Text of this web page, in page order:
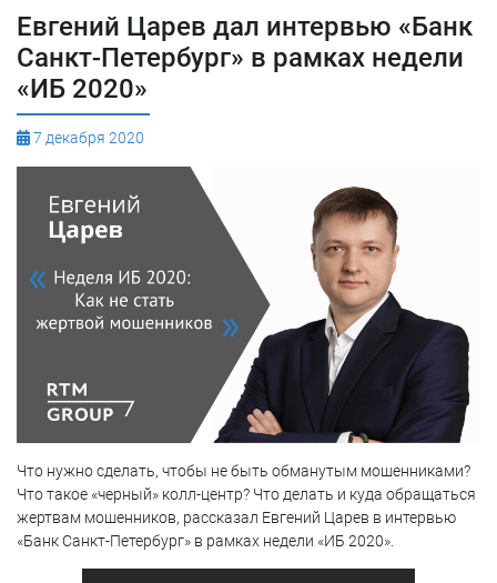
Евгений Царев дал интервью «Банк
Санкт-Петербург» в рамках недели
«ИБ 2020»
7 декабря 2020
Что нужно сделать, чтобы не быть обманутым мошенниками?
Что такое «черный» колл-центр? Что делать и куда обращаться
жертвам мошенников, рассказал Евгений Царев в интервью
«Банк Санкт-Петербург» в рамках недели «ИБ 2020».